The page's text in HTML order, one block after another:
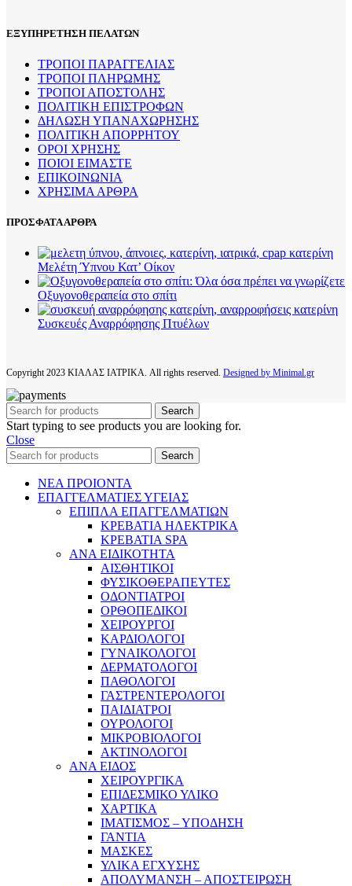
ΕΞΥΠΗΡΕΤΗΣΗ ΠΕΛΑΤΩΝ
ΤΡΟΠΟΙ ΠΑΡΑΓΓΕΛΙΑΣ
ΤΡΟΠΟΙ ΠΛΗΡΩΜΗΣ
ΤΡΟΠΟΙ ΑΠΟΣΤΟΛΗΣ
ΠΟΛΙΤΙΚΗ ΕΠΙΣΤΡΟΦΩΝ
ΔΗΛΩΣΗ ΥΠΑΝΑΧΩΡΗΣΗΣ
ΠΟΛΙΤΙΚΗ ΑΠΟΡΡΗΤΟΥ
ΟΡΟΙ ΧΡΗΣΗΣ
ΠΟΙΟΙ ΕΙΜΑΣΤΕ
ΕΠΙΚΟΙΝΩΝΙΑ
ΧΡΗΣΙΜΑ ΑΡΘΡΑ
ΠΡΟΣΦΑΤΑ ΑΡΘΡΑ
Μελέτη Ύπνου Κατ’ Οίκον
Οξυγονοθεραπεία στο σπίτι
Συσκευές Αναρρόφησης Πτυέλων
Copyright2023 ΚΙΑΛΑΣ ΙΑΤΡΙΚΑ. All rights reserved. Designed by Minimal.gr
Search
Start typing to see products you are looking for.
Close
Search
ΝΕΑ ΠΡΟΙΟΝΤΑ
ΕΠΑΓΓΕΛΜΑΤΙΕΣ ΥΓΕΙΑΣ
ΕΠΙΠΛΑ ΕΠΑΓΓΕΛΜΑΤΙΩΝ
ΚΡΕΒΑΤΙΑ ΗΛΕΚΤΡΙΚΑ
ΚΡΕΒΑΤΙΑ SPA
ΑΝΑ ΕΙΔΙΚΟΤΗΤΑ
ΑΙΣΘΗΤΙΚΟΙ
ΦΥΣΙΚΟΘΕΡΑΠΕΥΤΕΣ
ΟΔΟΝΤΙΑΤΡΟΙ
ΟΡΘΟΠΕΔΙΚΟΙ
ΧΕΙΡΟΥΡΓΟΙ
ΚΑΡΔΙΟΛΟΓΟΙ
ΓΥΝΑΙΚΟΛΟΓΟΙ
ΔΕΡΜΑΤΟΛΟΓΟΙ
ΠΑΘΟΛΟΓΟΙ
ΓΑΣΤΡΕΝΤΕΡΟΛΟΓΟΙ
ΠΑΙΔΙΑΤΡΟΙ
ΟΥΡΟΛΟΓΟΙ
ΜΙΚΡΟΒΙΟΛΟΓΟΙ
ΑΚΤΙΝΟΛΟΓΟΙ
ΑΝΑ ΕΙΔΟΣ
ΧΕΙΡΟΥΡΓΙΚΑ
ΕΠΙΔΕΣΜΙΚΟ ΥΛΙΚΟ
ΧΑΡΤΙΚΑ
ΙΜΑΤΙΣΜΟΣ – ΥΠΟΔΗΣΗ
ΓΑΝΤΙΑ
ΜΑΣΚΕΣ
ΥΛΙΚΑ ΕΓΧΥΣΗΣ
ΑΠΟΛΥΜΑΝΣΗ – ΑΠΟΣΤΕΙΡΩΣΗ